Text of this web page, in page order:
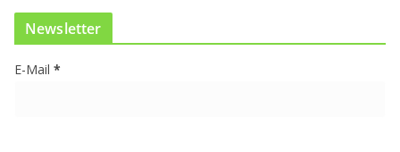
e
e
Newsletter
E-Mail *